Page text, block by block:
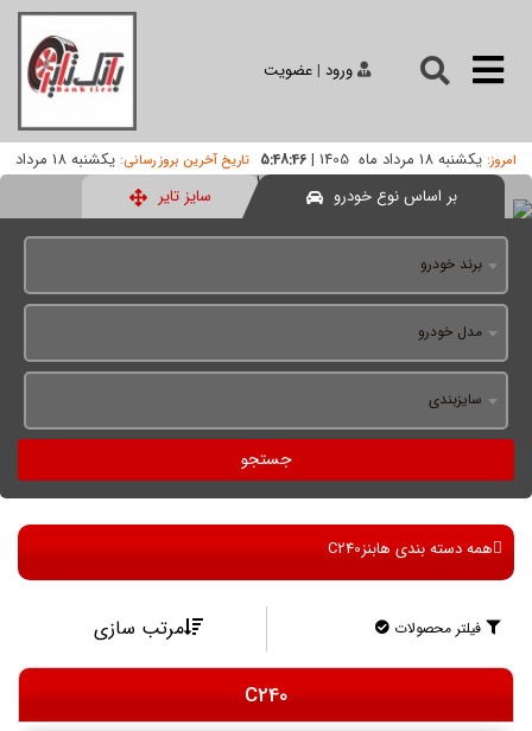
ورود |عضویت
امروز: یکشنبه 18 مرداد ماه 1405 |
5:48:46 تاریخ آخرین بروز رسانی:
یکشنبه 18 مرداد
ماه 1405
|
09:46
بر اساس نوع خودرو سایز تایر
برند خودرو
مدل خودرو
سایزبندی
جستجو
همه دسته بندی هابنزC240
فیلتر محصولات مرتب سازی
C240